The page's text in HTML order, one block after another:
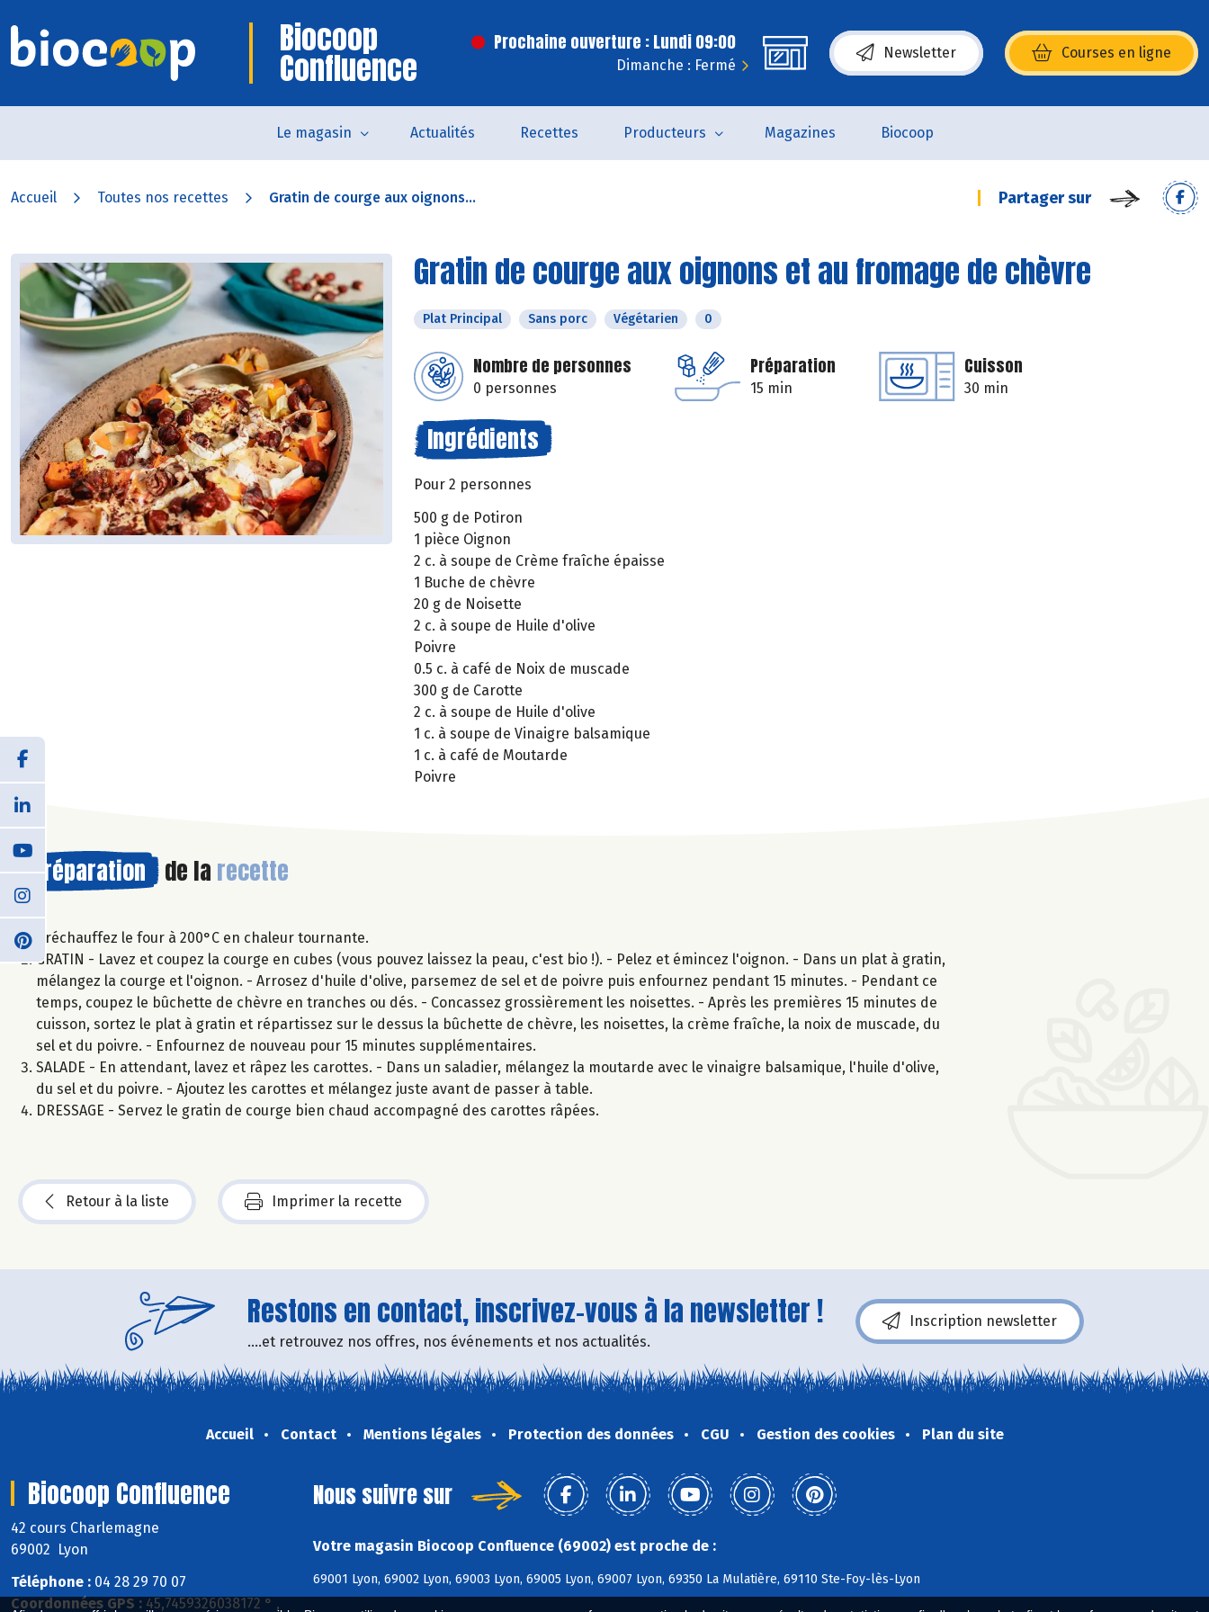
Biocoop
Confluence
Prochaine ouverture : Lundi 09:00
Dimanche : Fermé
Newsletter Courses en ligne
(s’ouvre dans une nouvelle fenêtre)
Le magasin Actualités Recettes Producteurs Magazines Biocoop
Accueil Toutes nos recettes Gratin de courge aux oignons... Partager sur
Gratin de courge aux oignons et au fromage de chèvre
Plat Principal Sans porc Végétarien 0
Nombre de personnes
0 personnes
Préparation
15 min
Cuisson
30 min
Ingrédients
Pour 2 personnes
500 g de Potiron
1 pièce Oignon
2 c. à soupe de Crème fraîche épaisse
1 Buche de chèvre
20 g de Noisette
2 c. à soupe de Huile d'olive
Poivre
0.5 c. à café de Noix de muscade
300 g de Carotte
2 c. à soupe de Huile d'olive
1 c. à soupe de Vinaigre balsamique
1 c. à café de Moutarde
Poivre
Préparation de la recette
Préchauffez le four à 200°C en chaleur tournante.
GRATIN - Lavez et coupez la courge en cubes (vous pouvez laissez la peau, c'est bio !). - Pelez et émincez l'oignon. - Dans un plat à gratin,
mélangez la courge et l'oignon. - Arrosez d'huile d'olive, parsemez de sel et de poivre puis enfournez pendant 15 minutes. - Pendant ce
temps, coupez le bûchette de chèvre en tranches ou dés. - Concassez grossièrement les noisettes. - Après les premières 15 minutes de
cuisson, sortez le plat à gratin et répartissez sur le dessus la bûchette de chèvre, les noisettes, la crème fraîche, la noix de muscade, du
sel et du poivre. - Enfournez de nouveau pour 15 minutes supplémentaires.
SALADE - En attendant, lavez et râpez les carottes. - Dans un saladier, mélangez la moutarde avec le vinaigre balsamique, l'huile d'olive,
du sel et du poivre. - Ajoutez les carottes et mélangez juste avant de passer à table.
DRESSAGE - Servez le gratin de courge bien chaud accompagné des carottes râpées.
Retour à la liste Imprimer la recette
Restons en contact, inscrivez-vous à la newsletter !
....et retrouvez nos offres, nos événements et nos actualités.
Inscription newsletter
Accueil Contact Mentions légales Protection des données CGU Gestion des cookies Plan du site
Biocoop Confluence
42 cours Charlemagne
69002 Lyon
Téléphone : 04 28 29 70 07
Coordonnées GPS : 45,7459326038172 ° ,
Nous suivre sur
Votre magasin Biocoop Confluence (69002) est proche de :
69001 Lyon, 69002 Lyon, 69003 Lyon, 69005 Lyon, 69007 Lyon, 69350 La Mulatière, 69110 Ste-Foy-lès-Lyon